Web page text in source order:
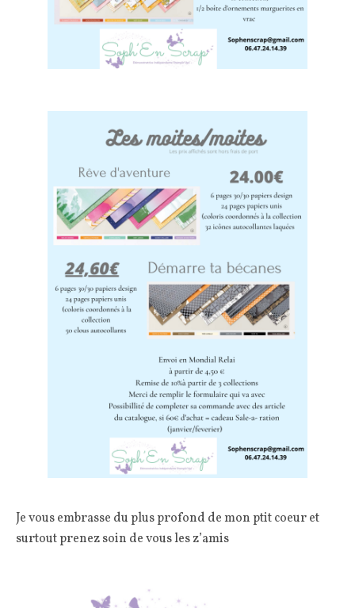
Je vous embrasse du plus profond de mon ptit coeur et
surtout prenez soin de vous les z’amis